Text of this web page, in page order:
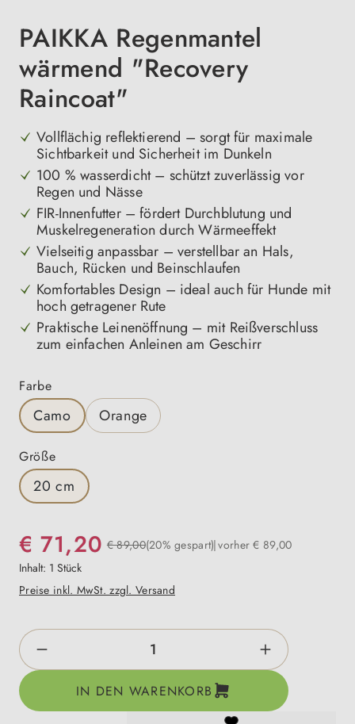
PAIKKA Regenmantel
wärmend "Recovery
Raincoat"
Vollflächig reflektierend – sorgt für maximale
Sichtbarkeit und Sicherheit im Dunkeln
100 % wasserdicht – schützt zuverlässig vor
Regen und Nässe
FIR-Innenfutter – fördert Durchblutung und
Muskelregeneration durch Wärmeeffekt
Vielseitig anpassbar – verstellbar an Hals,
Bauch, Rücken und Beinschlaufen
Komfortables Design – ideal auch für Hunde mit
hoch getragener Rute
Praktische Leinenöffnung – mit Reißverschluss
zum einfachen Anleinen am Geschirr
Farbeauswählen
Camo Orange
Größeauswählen
20 cm
€ 71,20 € 89,00(20% gespart) vorher € 89,00
Inhalt: 1 Stück
Preise inkl. MwSt. zzgl. Versand
Produkt Anzahl: Gib den gewünschten
IN DEN WARENKORB